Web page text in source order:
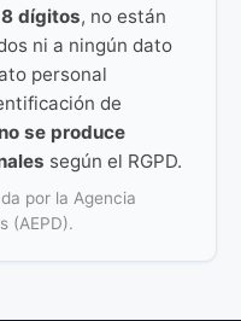
dígitos, no están
ni a ningún dato
personal
de
no se produce
según el RGPD.
por la Agencia
(AEPD).